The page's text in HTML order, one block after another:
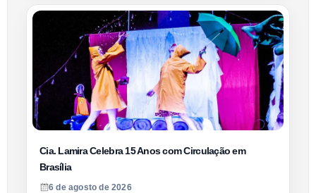
Cia. Lamira Celebra 15 Anos com Circulação em
Brasília
6 de agosto de 2026